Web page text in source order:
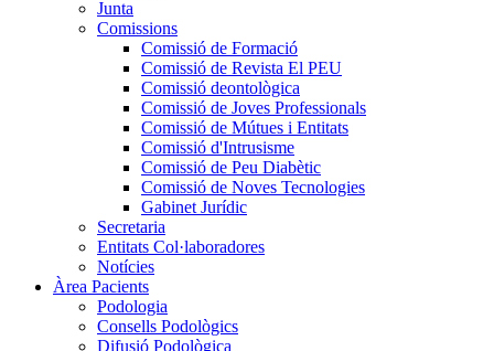
Junta
Comissions
Comissió de Formació
Comissió de Revista El PEU
Comissió deontològica
Comissió de Joves Professionals
Comissió de Mútues i Entitats
Comissió d'Intrusisme
Comissió de Peu Diabètic
Comissió de Noves Tecnologies
Gabinet Jurídic
Secretaria
Entitats Col·laboradores
Notícies
Àrea Pacients
Podologia
Consells Podològics
Difusió Podològica